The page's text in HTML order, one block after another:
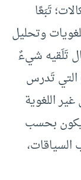
تَبَعًا
وتحليل
تَلَقيه شيءٌ
التي تَدرس
اللغوية
يكون بحسب